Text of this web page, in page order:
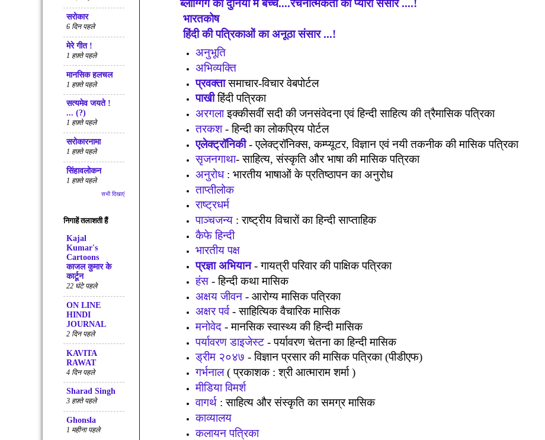
ब्लॉग्गिंग की दुनिया में बच्चे....रचनात्मकता का प्यारा संसार ....!
भारतकोष
हिंदी की पत्रिकाओं का अनूठा संसार ...!
अनुभूति
अभिव्यक्ति
प्रवक्‍ता समाचार-विचार वेबपोर्टल
पाखी हिंदी पत्रिका
अरगला इक्कीसवीं सदी की जनसंवेदना एवं हिन्दी साहित्य की त्रैमासिक पत्रिका
तरकश-हिन्दी का लोकप्रिय पोर्टल
एलेक्ट्रॉनिकी-एलेक्ट्रॉनिक्स,कम्प्यूटर,विज्ञान एवं नयी तकनीक की मासिक पत्रिका
सृजनगाथा-साहित्य,संस्कृति और भाषा की मासिक पत्रिका
अनुरोध:भारतीय भाषाओं के प्रतिष्ठापन का अनुरोध
ताप्तीलोक
राष्ट्रधर्म
पाञ्चजन्य :राष्ट्रीय विचारों का हिन्दी साप्ताहिक
कैफे हिन्दी
भारतीय पक्ष
प्रज्ञा अभियान-गायत्री परिवार की पाक्षिक पत्रिका
हंस -हिन्दी कथा मासिक
अक्षय जीवन -आरोग्य मासिक पत्रिका
अक्षर पर्व-साहित्यिक वैचारिक मासिक
मनोवेद -मानसिक स्वास्थ्य की हिन्दी मासिक
पर्यावरण डाइजेस्ट -पर्यावरण चेतना का हिन्दी मासिक
ड्रीम २०४७ -विज्ञान प्रसार की मासिक पत्रिका (पीडीएफ)
गर्भनाल(प्रकाशक : श्री आत्माराम शर्मा )
मीडिया विमर्श
वागर्थ :साहित्य और संस्कृति का समग्र मासिक
काव्यालय
कलायन पत्रिका
सरोकार
6 दिन पहले
मेरे गीत !
1 हफ़्ते पहले
मानसिक हलचल
1 हफ़्ते पहले
सत्‍यमेव जयते !
... (?)
1 हफ़्ते पहले
सरोकारनामा
1 हफ़्ते पहले
सिंहावलोकन
1 हफ़्ते पहले
सभी दिखाएं
निगाहें तलाशती हैं
Kajal
Kumar's
Cartoons
काजल कुमार के
कार्टून
22 घंटे पहले
ON LINE
HINDI
JOURNAL
2 दिन पहले
KAVITA
RAWAT
4 दिन पहले
Sharad Singh
3 हफ़्ते पहले
Ghonsla
1 महीना पहले